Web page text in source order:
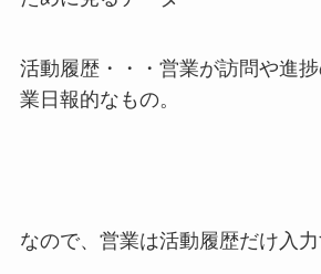
活動履歴・・・営業が訪問や進
業日報的なもの。
なので、営業は活動履歴だけ入力